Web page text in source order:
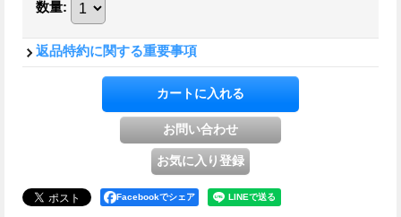
数量:
返品特約に関する重要事項
Facebookでシェア